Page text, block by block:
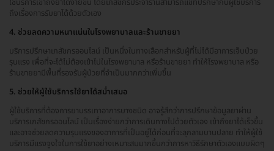
ถึงเรื่องการรับยาได้ด้วยตัวเอง
4. ช่วยลดความหนาแน่นในโรงพยาบาลและร้านขายยา
บริการปรึกษาเภสัชกรออนไลน์ เป็นหนึ่งในทางเลือกสำหรับผู้ที่ไม่ได้มีอาการเจ็บป่วย
รุนแรง เพื่อที่จะได้ไม่ต้องเข้าไปในโรงพยาบาล หรือร้านขายยา ทำให้โรงพยาบาล หรือ
ร้านขายยามีพื้นที่รองรับผู้ป่วยที่จำเป็นมากกว่าเพิ่มขึ้น
5. ช่วยให้ผู้ใช้บริการใช้ยาได้สม่ำเสมอ
ผู้ใช้บริการที่ต้องการยาบรรเทาอาการบางชนิด อาจรู้สึกว่าการปรึกษาข้อมูลยาผ่าน
บริการเภสัชกรออนไลน์ เป็นเรื่องง่ายกว่าการเดินทางไปด้วยตัวเอง เข้าถึงยาได้เร็วขึ้น
และอาจช่วยลดความรุนแรงของอาการที่เป็นอยู่ได้ก่อนที่จะลุกลามบานปลาย ทำให้ผู้ใช้
บริการมีแรงจูงใจในการใช้ยาอย่างเหมาะสมมากขึ้นกว่าการหาวิธีรักษาตัวเองแบบผิดๆ